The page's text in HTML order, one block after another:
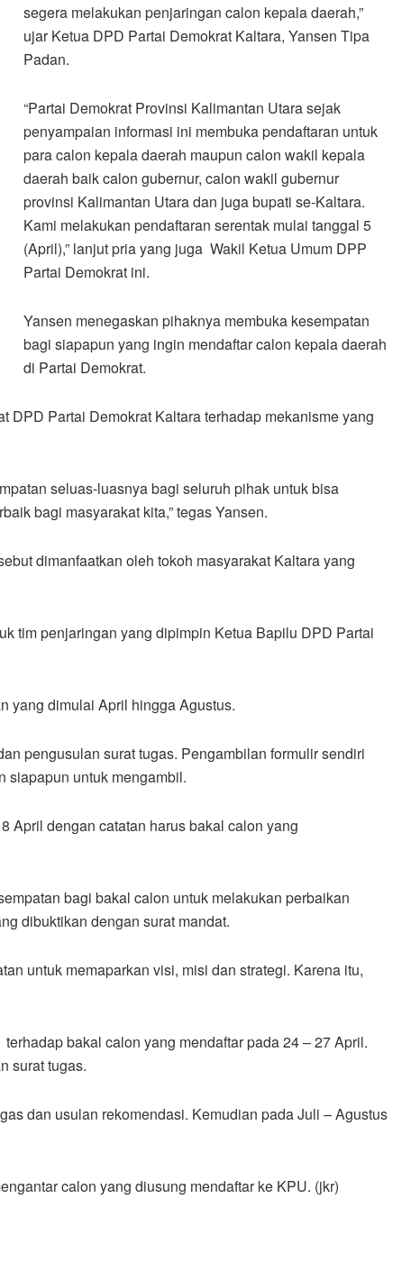
segera melakukan penjaringan calon kepala daerah,”
ujar Ketua DPD Partai Demokrat Kaltara, Yansen Tipa
Padan.
“Partai Demokrat Provinsi Kalimantan Utara sejak
penyampaian informasi ini membuka pendaftaran untuk
para calon kepala daerah maupun calon wakil kepala
daerah baik calon gubernur, calon wakil gubernur
provinsi Kalimantan Utara dan juga bupati se-Kaltara.
Kami melakukan pendaftaran serentak mulai tanggal 5
(April),” lanjut pria yang juga Wakil Ketua Umum DPP
Partai Demokrat ini.
Yansen menegaskan pihaknya membuka kesempatan
bagi siapapun yang ingin mendaftar calon kepala daerah
di Partai Demokrat.
DPD Partai Demokrat Kaltara terhadap mekanisme yang
seluas-luasnya bagi seluruh pihak untuk bisa
bagi masyarakat kita,” tegas Yansen.
dimanfaatkan oleh tokoh masyarakat Kaltara yang
tim penjaringan yang dipimpin Ketua Bapilu DPD Partai
yang dimulai April hingga Agustus.
pengusulan surat tugas. Pengambilan formulir sendiri
siapapun untuk mengambil.
April dengan catatan harus bakal calon yang
bagi bakal calon untuk melakukan perbaikan
dibuktikan dengan surat mandat.
untuk memaparkan visi, misi dan strategi. Karena itu,
bakal calon yang mendaftar pada 24 – 27 April.
surat tugas.
dan usulan rekomendasi. Kemudian pada Juli – Agustus
calon yang diusung mendaftar ke KPU. (jkr)